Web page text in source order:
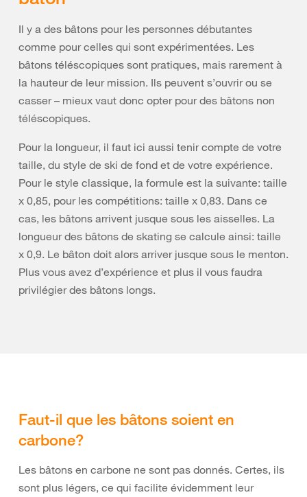
Il y a des bâtons pour les personnes débutantes
comme pour celles qui sont expérimentées. Les
bâtons téléscopiques sont pratiques, mais rarement à
la hauteur de leur mission. Ils peuvent s’ouvrir ou se
casser – mieux vaut donc opter pour des bâtons non
téléscopiques.
Pour la longueur, il faut ici aussi tenir compte de votre
taille, du style de ski de fond et de votre expérience.
Pour le style classique, la formule est la suivante: taille
x 0,85, pour les compétitions: taille x 0,83. Dans ce
cas, les bâtons arrivent jusque sous les aisselles. La
longueur des bâtons de skating se calcule ainsi: taille
x 0,9. Le bâton doit alors arriver jusque sous le menton.
Plus vous avez d’expérience et plus il vous faudra
privilégier des bâtons longs.
Faut-il que les bâtons soient en
carbone?
Les bâtons en carbone ne sont pas donnés. Certes, ils
sont plus légers, ce qui facilite évidemment leur